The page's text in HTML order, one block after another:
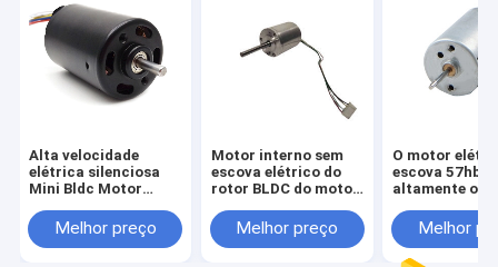
Alta velocidade
elétrica silenciosa
Mini Bldc Motor
Melhor preço
Motor interno sem
escova elétrico do
rotor BLDC do motor
aparelho
eletrodoméstico
Melhor preço
O motor
escova 57hbl
altamente os
BldcMelhor